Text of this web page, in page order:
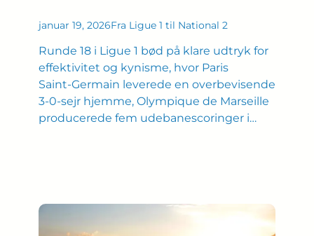
januar 19, 2026Fra Ligue 1 til National 2
Runde 18 i Ligue 1 bød på klare udtryk for
effektivitet og kynisme, hvor Paris
Saint‑Germain leverede en overbevisende
3‑0‑sejr hjemme, Olympique de Marseille
producerede fem udebanescoringer i…